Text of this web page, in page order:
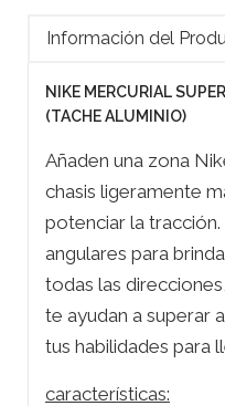
Información del
NIKE MERCURIAL
(TACHE ALUMINIO)
Añaden una zona
chasis ligeramente
potenciar la
angulares para
todas las
te ayudan a superar
tus habilidades para
características: